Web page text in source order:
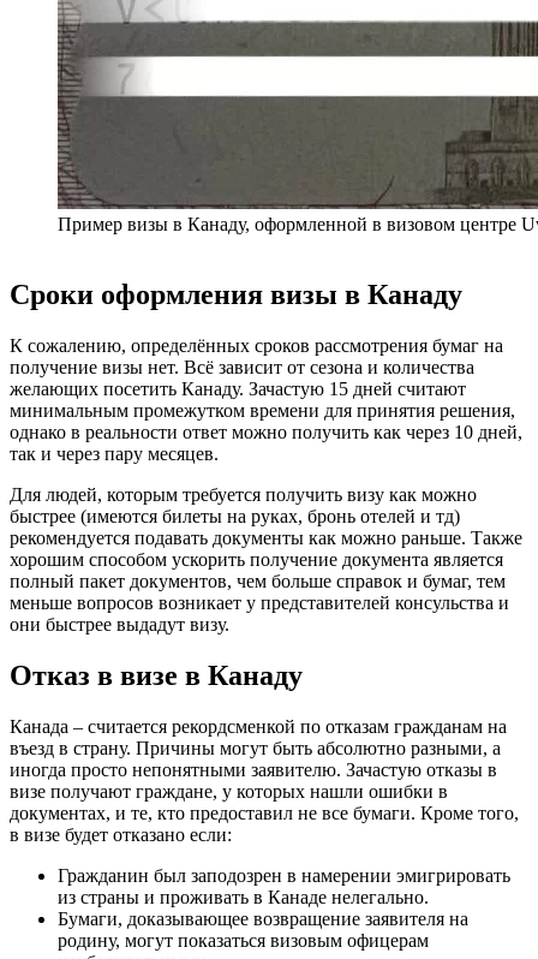
Пример визы в Канаду, оформленной в визовом центре
Сроки оформления визы в Канаду
К сожалению, определённых сроков рассмотрения бумаг на
получение визы нет. Всё зависит от сезона и количества
желающих посетить Канаду. Зачастую 15 дней считают
минимальным промежутком времени для принятия решения,
однако в реальности ответ можно получить как через 10 дней,
так и через пару месяцев.
Для людей, которым требуется получить визу как можно
быстрее (имеются билеты на руках, бронь отелей и тд)
рекомендуется подавать документы как можно раньше. Также
хорошим способом ускорить получение документа является
полный пакет документов, чем больше справок и бумаг, тем
меньше вопросов возникает у представителей консульства и
они быстрее выдадут визу.
Отказ в визе в Канаду
Канада – считается рекордсменкой по отказам гражданам на
въезд в страну. Причины могут быть абсолютно разными, а
иногда просто непонятными заявителю. Зачастую отказы в
визе получают граждане, у которых нашли ошибки в
документах, и те, кто предоставил не все бумаги. Кроме того,
в визе будет отказано если:
Гражданин был заподозрен в намерении эмигрировать
из страны и проживать в Канаде нелегально.
Бумаги, доказывающее возвращение заявителя на
родину, могут показаться визовым офицерам